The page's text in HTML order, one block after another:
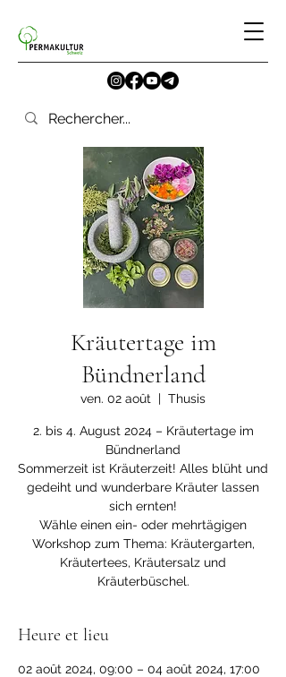
Kräutertage im
Bündnerland
ven. 02 août
  |
Thusis
2. bis 4. August 2024 – Kräutertage im
Bündnerland
Sommerzeit ist Kräuterzeit! Alles blüht und
gedeiht und wunderbare Kräuter lassen
sich ernten!
Wähle einen ein- oder mehrtägigen
Workshop zum Thema: Kräutergarten,
Kräutertees, Kräutersalz und
Kräuterbüschel.
Heure et lieu
02 août 2024, 09:00 – 04 août 2024, 17:00